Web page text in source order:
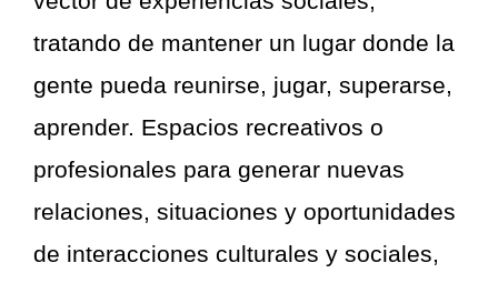
tratando de mantener un lugar donde la
gente pueda reunirse, jugar, superarse,
aprender. Espacios recreativos o
profesionales para generar nuevas
relaciones, situaciones y oportunidades
de interacciones culturales y sociales,